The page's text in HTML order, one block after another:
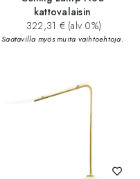
kattovalaisin
322,31 € (alv 0%)
Saatavilla myös muita vaihtoehtoja.